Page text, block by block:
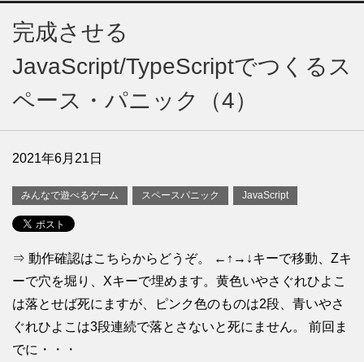
完成させる
JavaScript/TypeScriptでつくるス
ペース・パニック（4）
2021年6月21日
みんなで遊べるゲーム スペースパニック JavaScript
⇒ 動作確認はこちらからどうぞ。 ←↑→↓キーで移動、Zキ
ーで穴を堀り、Xキーで埋めます。黄色いやさぐれひよこ
は落とせば死にますが、ピンク色のものは2段、青いやさ
ぐれひよこは3段連続で落とさないと死にません。 前回ま
でに・・・